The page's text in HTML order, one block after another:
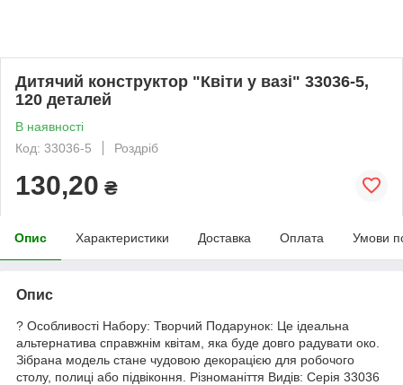
Дитячий конструктор "Квіти у вазі" 33036-5,
120 деталей
В наявності
Код: 33036-5
Роздріб
130,20 ₴
Опис Характеристики Доставка Оплата Умови
Опис
? Особливості Набору: Творчий Подарунок: Це ідеальна
альтернатива справжнім квітам, яка буде довго радувати око.
Зібрана модель стане чудовою декорацією для робочого
столу, полиці або підвіконня. Різноманіття Видів: Серія 33036